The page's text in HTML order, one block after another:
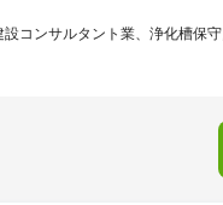
コンサルタント業、浄化槽保